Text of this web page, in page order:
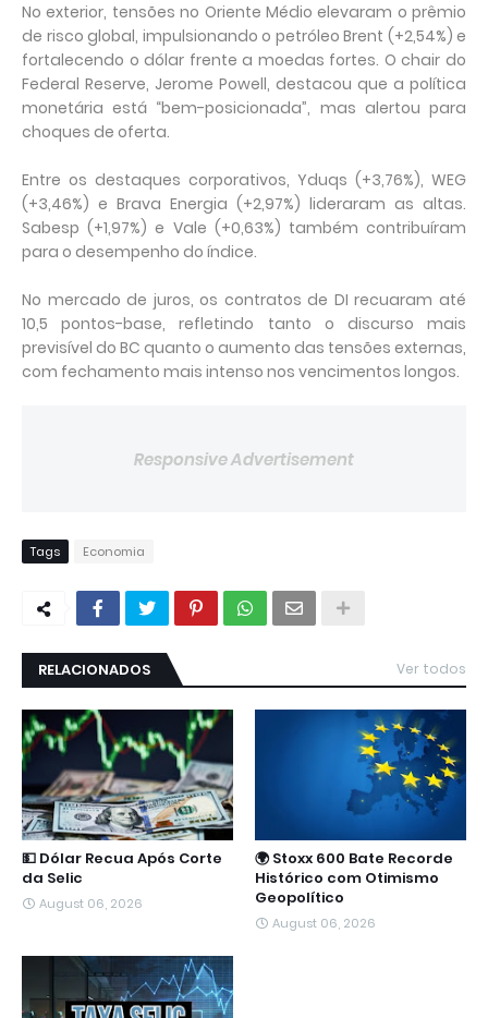
No exterior, tensões no Oriente Médio elevaram o prêmio
de risco global, impulsionando o petróleo Brent (+2,54%) e
fortalecendo o dólar frente a moedas fortes. O chair do
Federal Reserve, Jerome Powell, destacou que a política
monetária está “bem-posicionada”, mas alertou para
choques de oferta.
Entre os destaques corporativos, Yduqs (+3,76%), WEG
(+3,46%) e Brava Energia (+2,97%) lideraram as altas.
Sabesp (+1,97%) e Vale (+0,63%) também contribuíram
para o desempenho do índice.
No mercado de juros, os contratos de DI recuaram até
10,5 pontos-base, refletindo tanto o discurso mais
previsível do BC quanto o aumento das tensões externas,
com fechamento mais intenso nos vencimentos longos.
Responsive Advertisement
Tags Economia
RELACIONADOS Ver todos
💵 Dólar Recua Após Corte
da Selic
August 06, 2026
🌍 Stoxx 600 Bate Recorde
Histórico com Otimismo
Geopolítico
August 06, 2026